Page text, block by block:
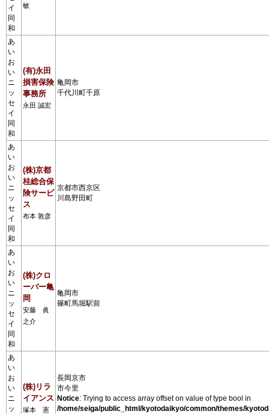
イ
同
和
敏
あ
い
お
い
ニ
ッ
セ
イ
同
和
(有)永田
損害保険
事務所
永田 誠宏
亀岡市
千代川町千原
あ
い
お
い
ニ
ッ
セ
イ
同
和
(株)京都
桂総合保
険サービ
ス
布本 敦彦
京都市西京区
川島野田町
あ
い
お
い
ニ
ッ
セ
イ
同
和
(株)クロ
ーバー亀
岡
安藤 眞
之介
亀岡市
篠町馬堀駅前
あ
い
お
い
ニ
ッ
(株)リラ
イアンス
塚本 憲
長岡京市
市今里
Notice: Trying to access array offset on value of type bool in
/home/seiga/public_html/kyotodaikyo/common/themes/